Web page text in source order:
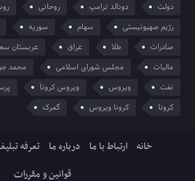
دولت
دونالد ترامپ روحانی
رژیم صهیونیستی
سهام سوریه
صادرات
طلا عراق عربستان
مالیات
مجلس شورای اسلامی محمد
نفت
ویروس ویروس کرونا
کرونا
کرونا ویروس گمرک
خانه ارتباط با ما درباره ما تعرفه
قوانین و مقررات